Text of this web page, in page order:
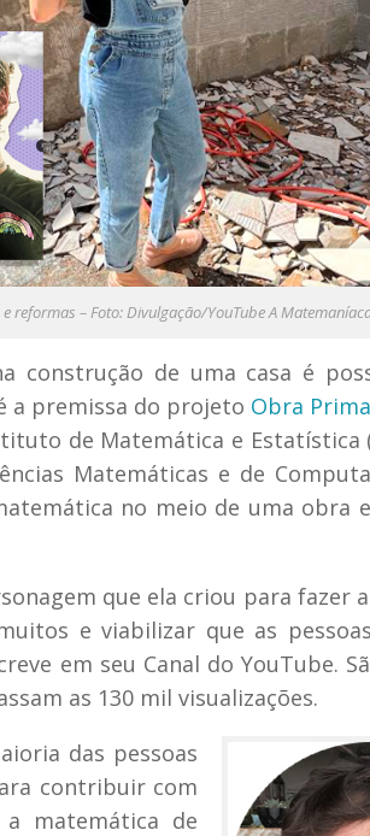
reformas – Foto: Divulgação/YouTube A
construção de uma casa é
a premissa do projeto Obra Prima
de Matemática e Estatística
Matemáticas e de
no meio de uma obra
que ela criou para fazer
e viabilizar que as
em seu Canal do YouTube.
as 130 mil visualizações.
das pessoas
contribuir com
matemática de